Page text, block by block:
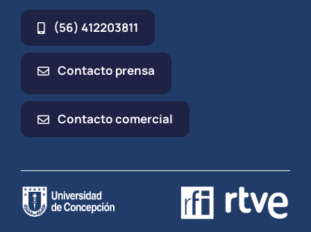
(56) 412203811
Contacto prensa
Contacto comercial